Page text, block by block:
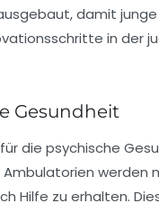
damit
in der
Gesundheit
die psychische
werden
Hilfe zu erhalten.